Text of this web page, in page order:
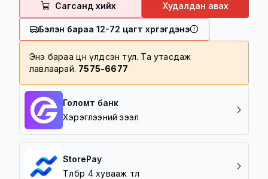
Сагсанд хийх Худалдан авах
Бэлэн бараа 12-72 цагт хүргэгдэнэ
100,000 төгрөг болон түүнээс дээш
үнийн дүнтэй барааг үнэгүй хүргэнэ
100,000 төгрөг дотор үнийн дүнтэй
барааг 5000 төгрөгөөр хүргэнэ
Хүргэлтийн бүс
Баруун зүг /5 шар/
Зүүн зүг /Амгалан/
Урд зүг /Зайсан, Архивын ерөнхий
газар/
Энэ бараа цөөн үлдсэн тул. Та утасдаж
лавлаарай. 7575-6677
Голомт банк
Хэрэглээний зээл
StorePay
Төлбөрөө 4 хувааж төл